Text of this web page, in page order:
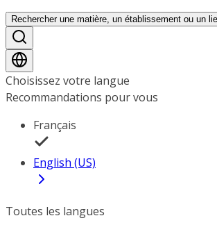
Rechercher une matière, un établissement ou un
Choisissez votre langue
Recommandations pour vous
Français
English (US)
Toutes les langues